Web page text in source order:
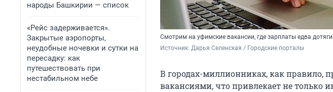
народы Башкирии — список
«Рейс задерживается».
Закрытые аэропорты,
неудобные ночевки и сутки на
пересадку: как
путешествовать при
нестабильном небе
Смотрим на уфимские вакансии, где зарплаты едва
Источник: Дарья Селенская / Городские порталы
В городах-миллионниках, как
вакансиями, что привлекает не только